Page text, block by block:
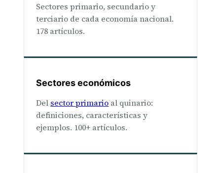
Sectores primario, secundario y
terciario de cada economía nacional.
178 artículos.
Sectores económicos
Del sector primario al quinario:
definiciones, características y
ejemplos. 100+ artículos.